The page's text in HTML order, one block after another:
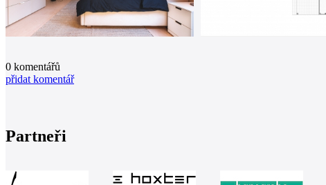
0 komentářů
přidat komentář
Partneři